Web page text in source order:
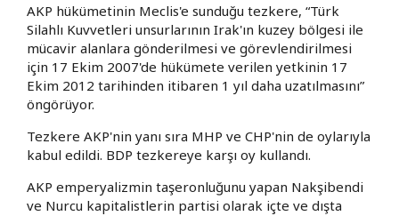
AKP hükümetinin Meclis'e sunduğu tezkere, “Türk
Silahlı Kuvvetleri unsurlarının Irak'ın kuzey bölgesi ile
mücavir alanlara gönderilmesi ve görevlendirilmesi
için 17 Ekim 2007'de hükümete verilen yetkinin 17
Ekim 2012 tarihinden itibaren 1 yıl daha uzatılmasını”
öngörüyor.
Tezkere AKP'nin yanı sıra MHP ve CHP'nin de oylarıyla
kabul edildi. BDP tezkereye karşı oy kullandı.
AKP emperyalizmin taşeronluğunu yapan Nakşibendi
ve Nurcu kapitalistlerin partisi olarak içte ve dışta